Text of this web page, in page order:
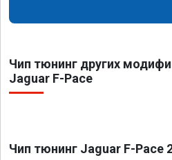
Чип тюнинг других
Jaguar F-Pace
Чип тюнинг Jaguar F-Pace